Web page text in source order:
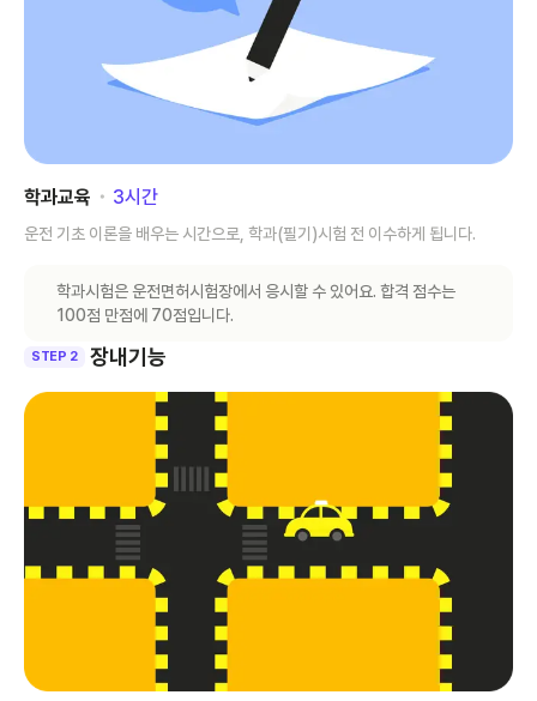
학과교육 ･ 3시간
운전 기초 이론을 배우는 시간으로, 학과(필기)시험 전 이수하게 됩니다.
학과시험은 운전면허시험장에서 응시할 수 있어요. 합격 점수는
100점 만점에 70점입니다.
STEP 2 장내기능